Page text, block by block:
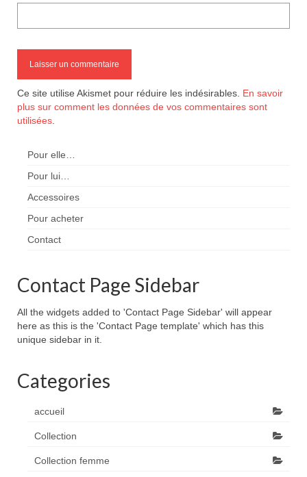
Ce site utilise Akismet pour réduire les indésirables. En savoir
plus sur comment les données de vos commentaires sont
utilisées
Pour elle…
Pour lui…
Accessoires
Pour acheter
Contact
Contact Page Sidebar
All the widgets added to 'Contact Page Sidebar' will appear
here as this is the 'Contact Page template' which has this
unique sidebar in it.
Categories
accueil
Collection
Collection femme